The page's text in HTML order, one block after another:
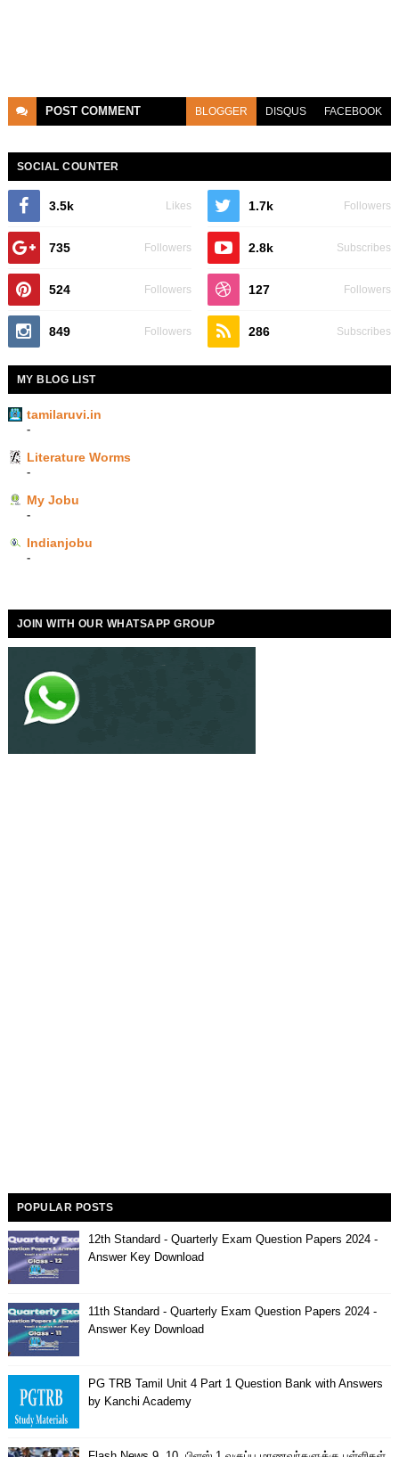
POST COMMENT BLOGGER DISQUS FACEBOOK
SOCIAL COUNTER
3.5k Likes 1.7k Followers
735 Followers 2.8k Subscribes
524 Followers 127 Followers
849 Followers 286 Subscribes
MY BLOG LIST
tamilaruvi.in
-
Literature Worms
-
My Jobu
-
Indianjobu
-
JOIN WITH OUR WHATSAPP GROUP
POPULAR POSTS
12th Standard - Quarterly Exam Question Papers 2024 -
Answer Key Download
11th Standard - Quarterly Exam Question Papers 2024 -
Answer Key Download
PG TRB Tamil Unit 4 Part 1 Question Bank with Answers
by Kanchi Academy